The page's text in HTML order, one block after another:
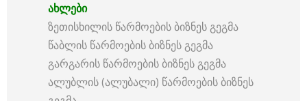
ახლები
ზეთისხილის წარმოების ბიზნეს გეგმა
წაბლის წარმოების ბიზნეს გეგმა
გარგარის წარმოების ბიზნეს გეგმა
ალუბლის (ალუბალი) წარმოების ბიზნეს